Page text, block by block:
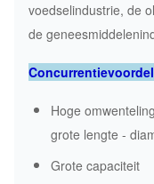
voedselindustrie, de
de
Hoge
grote lengte -
Grote capaciteit